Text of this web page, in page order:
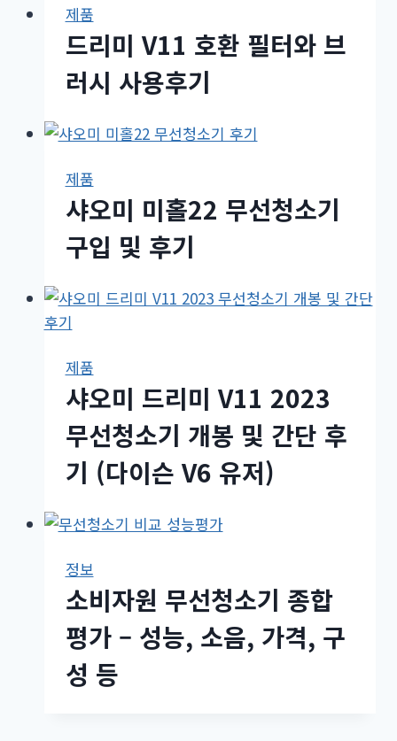
제품
드리미 V11 호환 필터와 브
러시 사용후기
제품
샤오미 미홀22 무선청소기
구입 및 후기
제품
샤오미 드리미 V11 2023
무선청소기 개봉 및 간단 후
기 (다이슨 V6 유저)
정보
소비자원 무선청소기 종합
평가 – 성능, 소음, 가격, 구
성 등